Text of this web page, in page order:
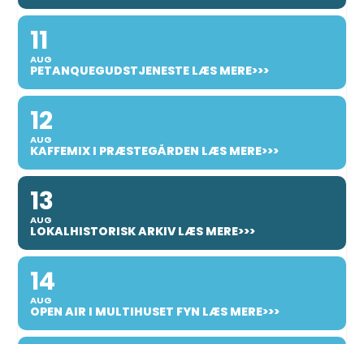
11
AUG
PETANQUEGUDSTJENESTE LÆS MERE>>>
12
AUG
KAFFEMIX I PRÆSTEGÅRDEN LÆS MERE>>>
13
AUG
LOKALHISTORISK ARKIV LÆS MERE>>>
14
AUG
OPEN AIR I MULTIHUSET FYN LÆS MERE>>>